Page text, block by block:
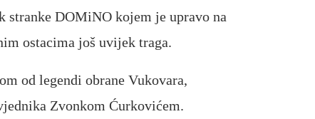
DOMiNO kojem je upravo na
ostacima još uvijek traga.
od legendi obrane Vukovara,
Zvonkom Ćurkovićem.